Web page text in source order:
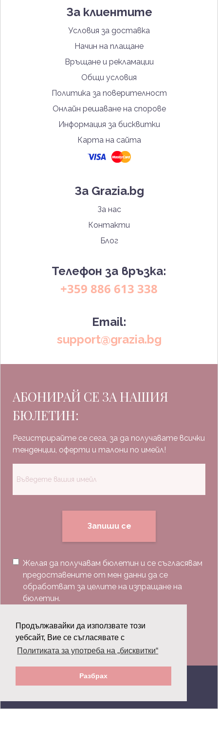
Продължавайки да използвате този
уебсайт, Вие се съгласявате с
Политиката за употреба на „бисквитки“
Разбрах
За клиентите
Условия за доставка
Начин на плащане
Връщане и рекламации
Общи условия
Политика за поверителност
Онлайн решаване на спорове
Информация за бисквитки
Карта на сайта
За Grazia.bg
За нас
Контакти
Блог
Телефон за връзка:
+359 886 613 338
Email:
support@grazia.bg
АБОНИРАЙ СЕ ЗА НАШИЯ
БЮЛЕТИН:
Регистрирайте се сега, за да получавате всички
тенденции, оферти и талони по имейл!
Запиши се
Желая да получавам бюлетин и се съгласявам
предоставените от мен данни да се
обработват за целите на изпращане на
бюлетин.
Последвай ни:
© 2026 Grazia.bg - Всички права запазени